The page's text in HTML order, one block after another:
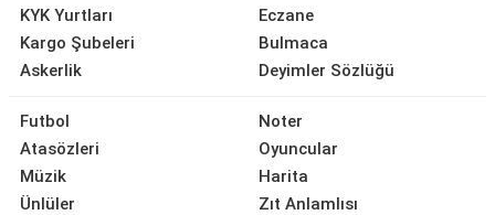
KYK Yurtları
Kargo Şubeleri
Askerlik
Eczane
Bulmaca
Deyimler Sözlüğü
Futbol
Atasözleri
Müzik
Ünlüler
Noter
Oyuncular
Harita
Zıt Anlamlısı